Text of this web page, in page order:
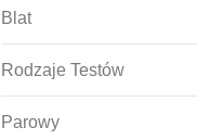
Blat
Rodzaje Testów
Parowy